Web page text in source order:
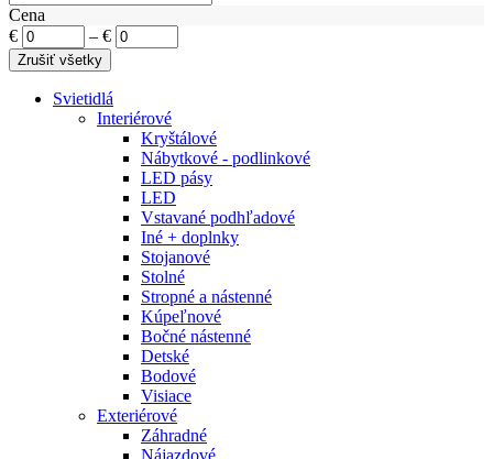
Cena
€
– €
Svietidlá
Interiérové
Kryštálové
Nábytkové - podlinkové
LED pásy
LED
Vstavané podhľadové
Iné + doplnky
Stojanové
Stolné
Stropné a nástenné
Kúpeľnové
Bočné nástenné
Detské
Bodové
Visiace
Exteriérové
Záhradné
Nájazdové